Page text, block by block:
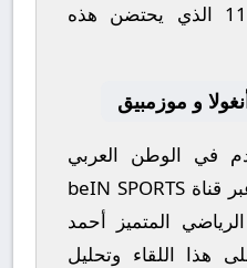
الذي يحتضن هذه
أنغولا و موزمبيق
في الوطن العربي
قناة beIN SPORTS
المتميز أحمد
هذا اللقاء وتحليل